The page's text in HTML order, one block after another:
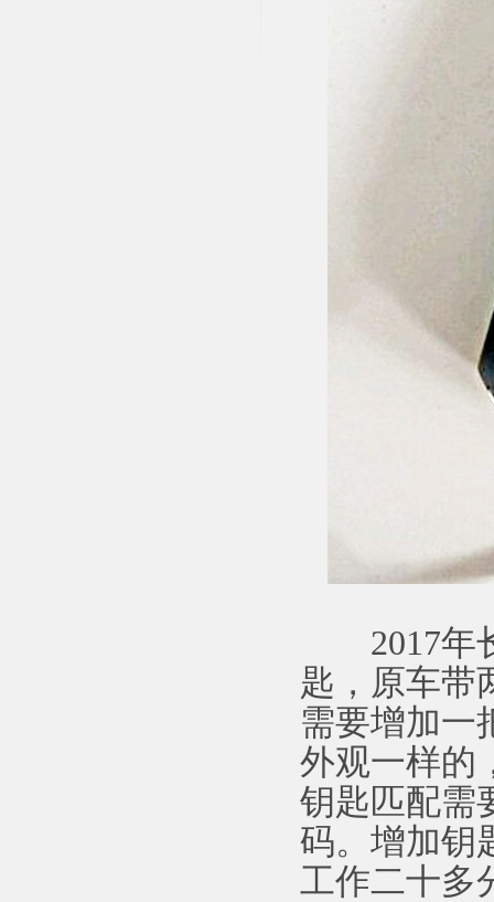
2017年长
匙，原车带
需要增加一
外观一样的
钥匙匹配需
码。增加钥
工作二十多